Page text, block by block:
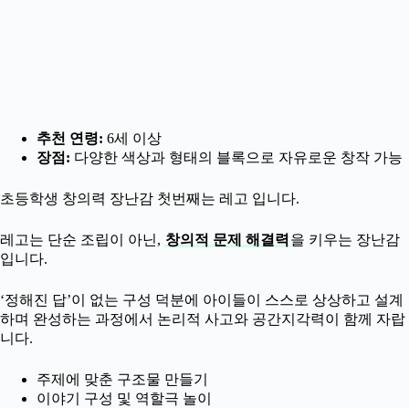
추천 연령: 6세 이상
장점: 다양한 색상과 형태의 블록으로 자유로운 창작 가능
초등학생 창의력 장난감 첫번째는 레고 입니다.
레고는 단순 조립이 아닌, 창의적 문제 해결력 을 키우는 장난감
입니다.
‘정해진 답’이 없는 구성 덕분에 아이들이 스스로 상상하고 설계
하며 완성하는 과정에서 논리적 사고와 공간지각력이 함께 자랍
니다.
주제에 맞춘 구조물 만들기
이야기 구성 및 역할극 놀이